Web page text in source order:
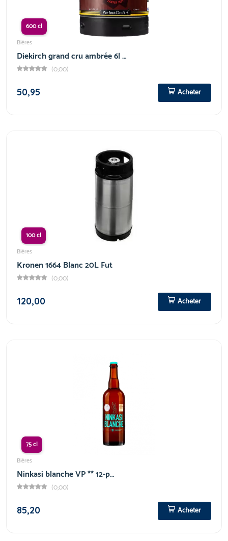
600 cl
Bières
Diekirch grand cru ambrée 6l …
(0,00)
50,95
Acheter
100 cl
Bières
Kronen 1664 Blanc 20L Fut
(0,00)
120,00
Acheter
75 cl
Bières
Ninkasi blanche VP ** 12-p…
(0,00)
85,20
Acheter